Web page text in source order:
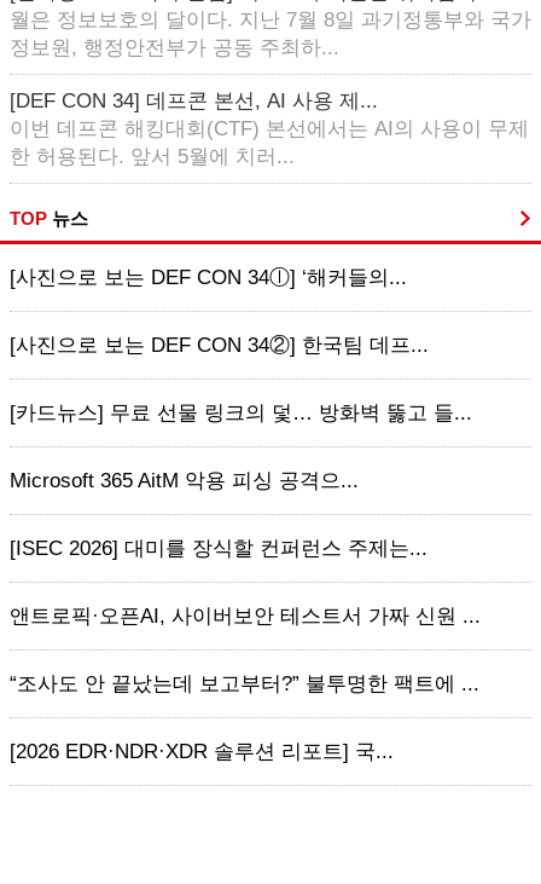
월은 정보보호의 달이다. 지난 7월 8일 과기정통부와 국가
정보원, 행정안전부가 공동 주최하...
[DEF CON 34] 데프콘 본선, AI 사용 제...
이번 데프콘 해킹대회(CTF) 본선에서는 AI의 사용이 무제
한 허용된다. 앞서 5월에 치러...
TOP 뉴스
[사진으로 보는 DEF CON 34ⓛ] ‘해커들의...
[사진으로 보는 DEF CON 34②] 한국팀 데프...
[카드뉴스] 무료 선물 링크의 덫… 방화벽 뚫고 들...
Microsoft 365 AitM 악용 피싱 공격으...
[ISEC 2026] 대미를 장식할 컨퍼런스 주제는...
앤트로픽·오픈AI, 사이버보안 테스트서 가짜 신원 ...
“조사도 안 끝났는데 보고부터?” 불투명한 팩트에 ...
[2026 EDR·NDR·XDR 솔루션 리포트] 국...